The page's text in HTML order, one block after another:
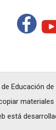
está
Educación de